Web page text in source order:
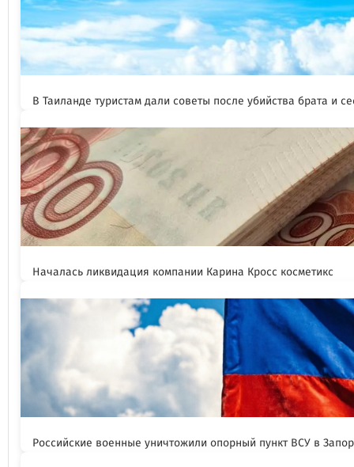
В Таиланде туристам дали советы после убийства брата и
Началась ликвидация компании Карина Кросс косметикс
Российские военные уничтожили опорный пункт ВСУ в